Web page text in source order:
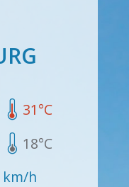
31°C
18°C
km/h